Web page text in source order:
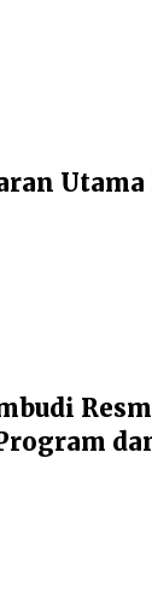
Utama